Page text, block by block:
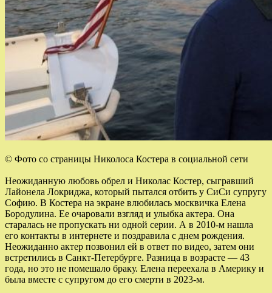
© Фото со страницы Николоса Костера в социальной сети
Неожиданную любовь обрел и Николас Костер, сыгравший
Лайонела Локриджа, который пытался отбить у СиСи супругу
Софию. В Костера на экране влюбилась москвичка Елена
Бородулина. Ее очаровали взгляд и улыбка актера. Она
старалась не пропускать ни одной серии. А в 2010-м нашла
его контакты в интернете и поздравила с днем рождения.
Неожиданно актер позвонил ей в ответ по видео, затем они
встретились в Санкт-Петербурге. Разница в возрасте — 43
года, но это не помешало браку. Елена переехала в Америку и
была вместе с супругом до его смерти в 2023-м.